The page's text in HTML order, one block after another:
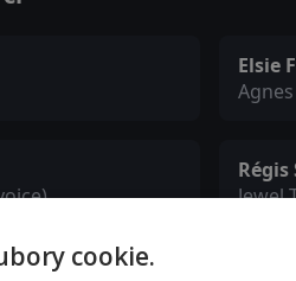
Elsie
Jewel
cookie.